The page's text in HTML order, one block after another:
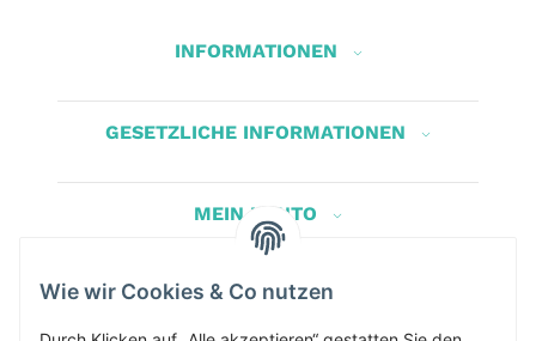
INFORMATIONEN
GESETZLICHE INFORMATIONEN
MEIN KONTO
Herbis Anglerladen
Wie wir Cookies & Co nutzen